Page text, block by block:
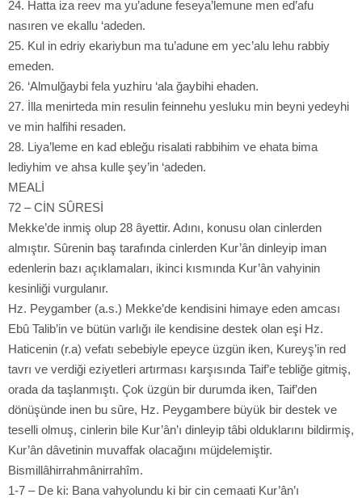
24. Hatta iza reev ma yu’adune feseya’lemune men ed’afu
nasıren ve ekallu ‘adeden.
25. Kul in edriy ekariybun ma tu’adune em yec’alu lehu rabbiy
emeden.
26. ‘Almulğaybi fela yuzhiru ‘ala ğaybihi ehaden.
27. İlla menirteda min resulin feinnehu yesluku min beyni yedeyhi
ve min halfihi resaden.
28. Liya’leme en kad ebleğu risalati rabbihim ve ehata bima
lediyhim ve ahsa kulle şey’in ‘adeden.
MEALİ
72 – CİN SÛRESİ
Mekke’de inmiş olup 28 âyettir. Adını, konusu olan cinlerden
almıştır. Sûrenin baş tarafında cinlerden Kur’ân dinleyip iman
edenlerin bazı açıklamaları, ikinci kısmında Kur’ân vahyinin
kesinliği vurgulanır.
Hz. Peygamber (a.s.) Mekke’de kendisini himaye eden amcası
Ebû Talib’in ve bütün varlığı ile kendisine destek olan eşi Hz.
Haticenin (r.a) vefatı sebebiyle epeyce üzgün iken, Kureyş’in red
tavrı ve verdiği eziyetleri artırması karşısında Taif’e tebliğe gitmiş,
orada da taşlanmıştı. Çok üzgün bir durumda iken, Taif’den
dönüşünde inen bu sûre, Hz. Peygambere büyük bir destek ve
teselli olmuş, cinlerin bile Kur’ân’ı dinleyip tâbi olduklarını bildirmiş,
Kur’ân dâvetinin muvaffak olacağını müjdelemiştir.
Bismillâhirrahmânirrahîm.
1-7 – De ki: Bana vahyolundu ki bir cin cemaati Kur’ân’ı